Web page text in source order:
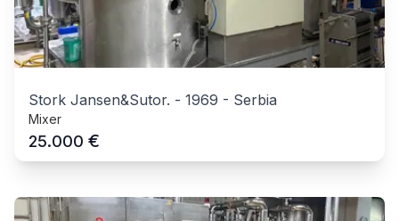
Stork Jansen&Sutor. - 1969 - Serbia
Mixer
25.000 €